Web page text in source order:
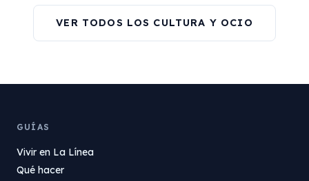
VER TODOS LOS CULTURA Y OCIO
GUÍAS
Vivir en La Línea
Qué hacer